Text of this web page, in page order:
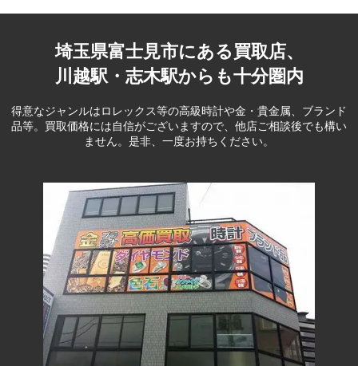
2,100円
ブック･オフ
コーポレー
ション(100円)
コーポレー
ション(500円)
390円
フェスタリア
ファーマライ
ズホールディ
ングス(500円)
ヒラキ(2000円)
ヒマラヤ(1,000
円)
バロックジャ
パンリミテッ
ド(2,000円)
680円
埼玉県富士見市にある買取店、
川越駅・志木駅からも十分圏内
得意なジャンルはロレックス等の高級時計や金・貴金属、ブランド
品等。 買取価格には自信がございますので、他店ご相談後でも構い
ません。是非、一度お持ちください。